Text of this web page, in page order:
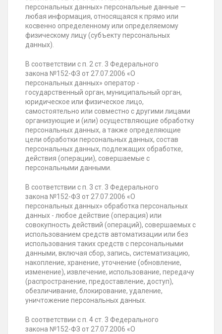
персональных данных» персональные данные —
любая информация, относящаяся к прямо или
косвенно определенному или определяемому
физическому лицу (субъекту персональных
данных).
В соответствии с п. 2 ст. 3 Федерального
закона №152-ФЗ от 27.07.2006 «О
персональных данных» оператор -
государственный орган, муниципальный орган,
юридическое или физическое лицо,
самостоятельно или совместно с другими лицами
организующие и (или) осуществляющие обработку
персональных данных, а также определяющие
цели обработки персональных данных, состав
персональных данных, подлежащих обработке,
действия (операции), совершаемые с
персональными данными.
В соответствии с п. 3 ст. 3 Федерального
закона №152-ФЗ от 27.07.2006 «О
персональных данных» обработка персональных
данных - любое действие (операция) или
совокупность действий (операций), совершаемых с
использованием средств автоматизации или без
использования таких средств с персональными
данными, включая сбор, запись, систематизацию,
накопление, хранение, уточнение (обновление,
изменение), извлечение, использование, передачу
(распространение, предоставление, доступ),
обезличивание, блокирование, удаление,
уничтожение персональных данных.
В соответствии с п. 4 ст. 3 Федерального
закона №152-ФЗ от 27.07.2006 «О